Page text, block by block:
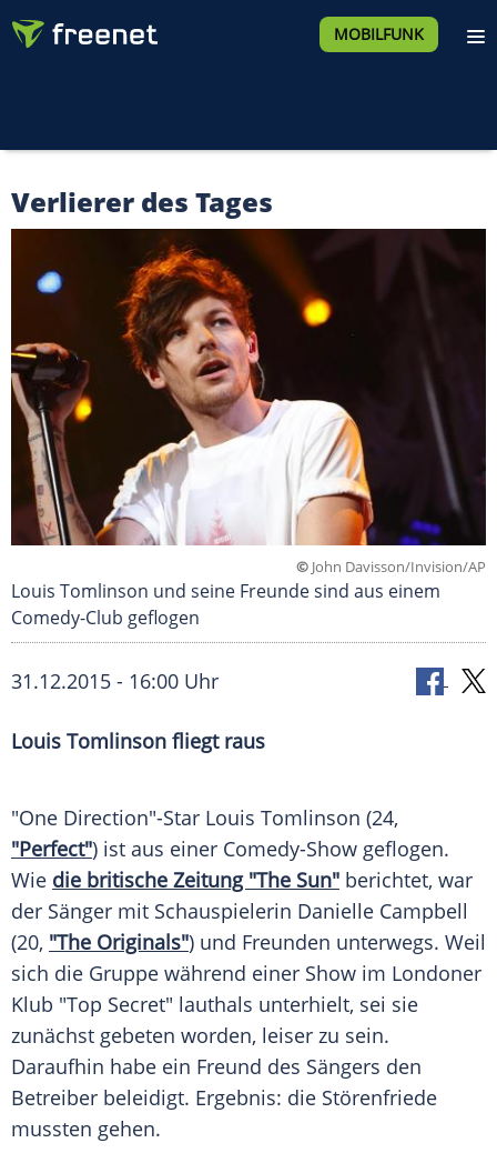
MOBILFUNK
Verlierer des Tages
© John Davisson/Invision/AP
Louis Tomlinson und seine Freunde sind aus einem
Comedy-Club geflogen
31.12.2015 - 16:00 Uhr
Louis Tomlinson fliegt raus
"One Direction"-Star Louis Tomlinson (24,
"Perfect") ist aus einer Comedy-Show geflogen.
Wie die britische Zeitung "The Sun" berichtet, war
der Sänger mit Schauspielerin Danielle Campbell
(20, "The Originals") und Freunden unterwegs. Weil
sich die Gruppe während einer Show im Londoner
Klub "Top Secret" lauthals unterhielt, sei sie
zunächst gebeten worden, leiser zu sein.
Daraufhin habe ein Freund des Sängers den
Betreiber beleidigt. Ergebnis: die Störenfriede
mussten gehen.